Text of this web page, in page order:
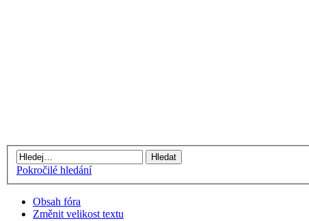
Pokročilé hledání
Obsah fóra
Změnit velikost textu